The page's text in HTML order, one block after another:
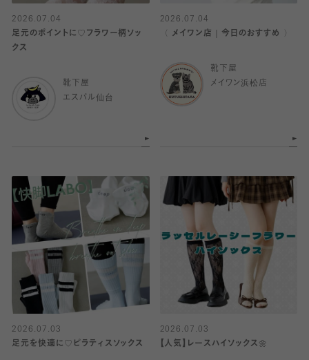
2026.07.04
足元のポイントに♡フラワー柄ソッ
クス
靴下屋
エスパル仙台
2026.07.04
〈 メイワン店｜今日のおすすめ 〉
靴下屋
メイワン浜松店
2026.07.03
足元を快適に♡ピラティスソックス
2026.07.03
【人気】レースハイソックス🌼